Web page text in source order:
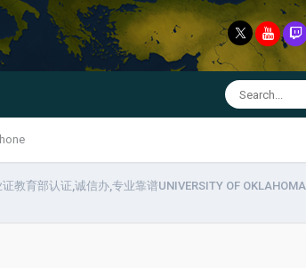
教育部认证,诚信办,专业靠谱UNIVERSITY OF OKLAHOMA